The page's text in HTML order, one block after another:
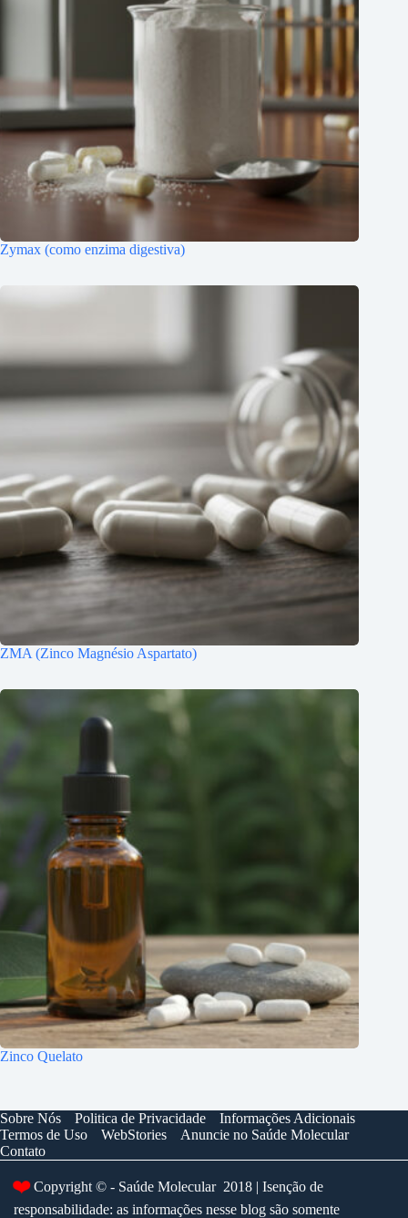
Zymax (como enzima digestiva)
ZMA (Zinco Magnésio Aspartato)
Zinco Quelato
Sobre Nós Politica de Privacidade
Informações Adicionais
Termos de Uso
WebStories
Anuncie no Saúde Molecular
Contato
❤️Copyright © - Saúde Molecular 2018 | Isenção de
responsabilidade: as informações nesse blog são somente